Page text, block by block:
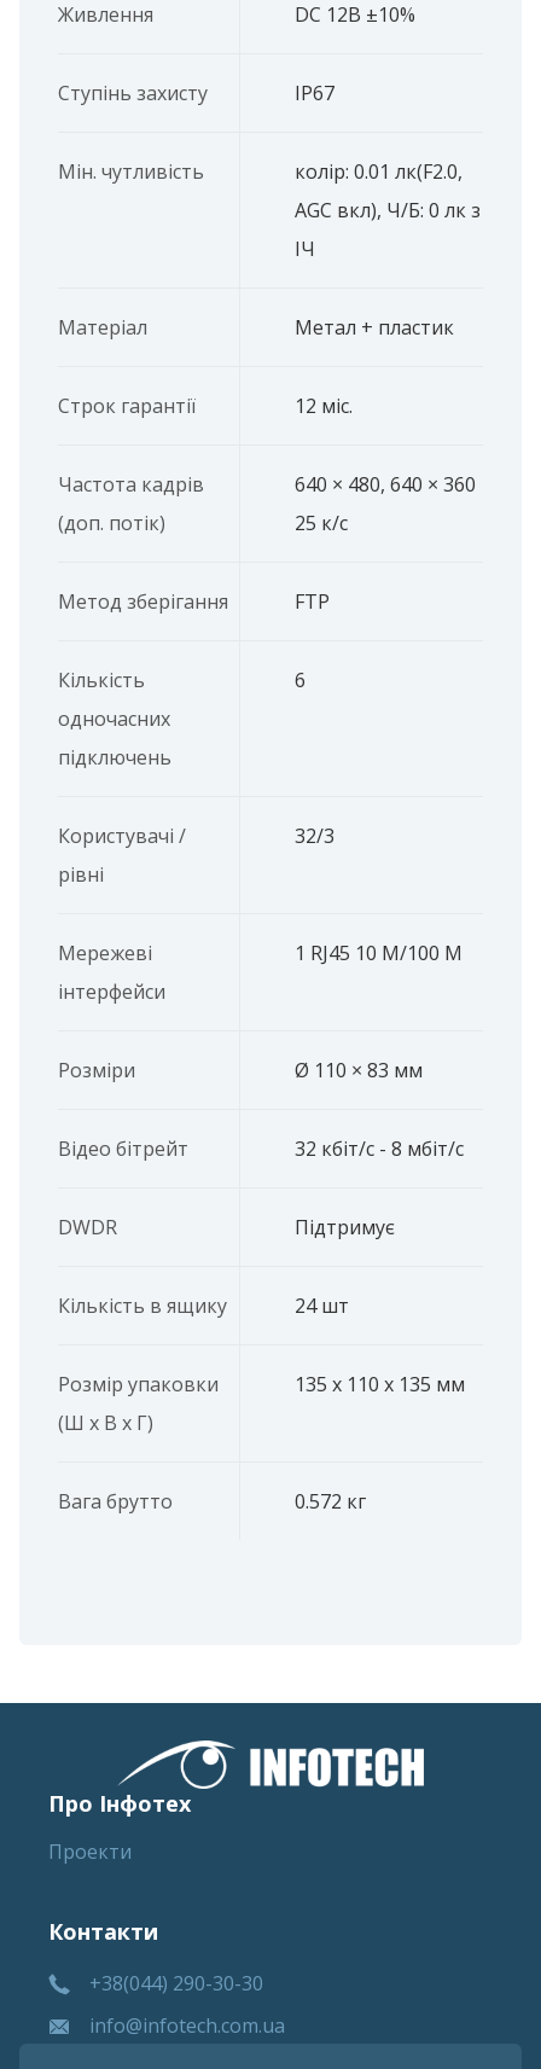
Живлення DC 12В ±10%
Ступінь захисту IP67
Мін. чутливість
колір: 0.01 лк(F2.0,
AGC вкл), Ч/Б: 0 лк з
ІЧ
Матеріал Метал + пластик
Строк гарантії 12 міс.
Частота кадрів
(доп. потік)
640 × 480, 640 × 360
25 к/с
Метод зберігання FTP
Кількість
одночасних
підключень
6
Користувачі /
рівні
32/3
Мережеві
інтерфейси
1 RJ45 10 M/100 M
Розміри Ø 110 × 83 мм
Відео бітрейт 32 кбіт/с - 8 мбіт/с
DWDR Підтримує
Кількість в ящику 24 шт
Розмір упаковки
(Ш х В х Г)
135 x 110 x 135 мм
Вага брутто 0.572 кг
Про Інфотех
Проекти
Контакти
+38(044) 290-30-30
info@infotech.com.ua